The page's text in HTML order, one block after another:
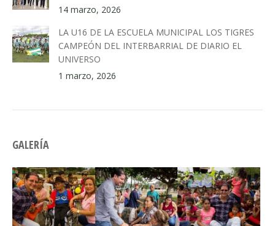
14 marzo, 2026
LA U16 DE LA ESCUELA MUNICIPAL LOS TIGRES
CAMPEÓN DEL INTERBARRIAL DE DIARIO EL
UNIVERSO
1 marzo, 2026
GALERÍA